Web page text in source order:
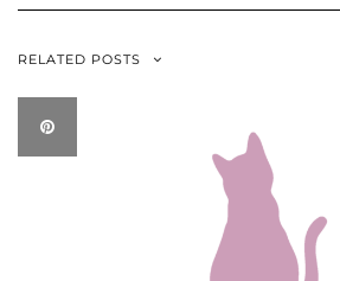
RELATED POSTS